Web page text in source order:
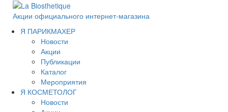
Акции официального интернет-магазина
Я ПАРИКМАХЕР
Новости
Акции
Публикации
Каталог
Мероприятия
Я КОСМЕТОЛОГ
Новости